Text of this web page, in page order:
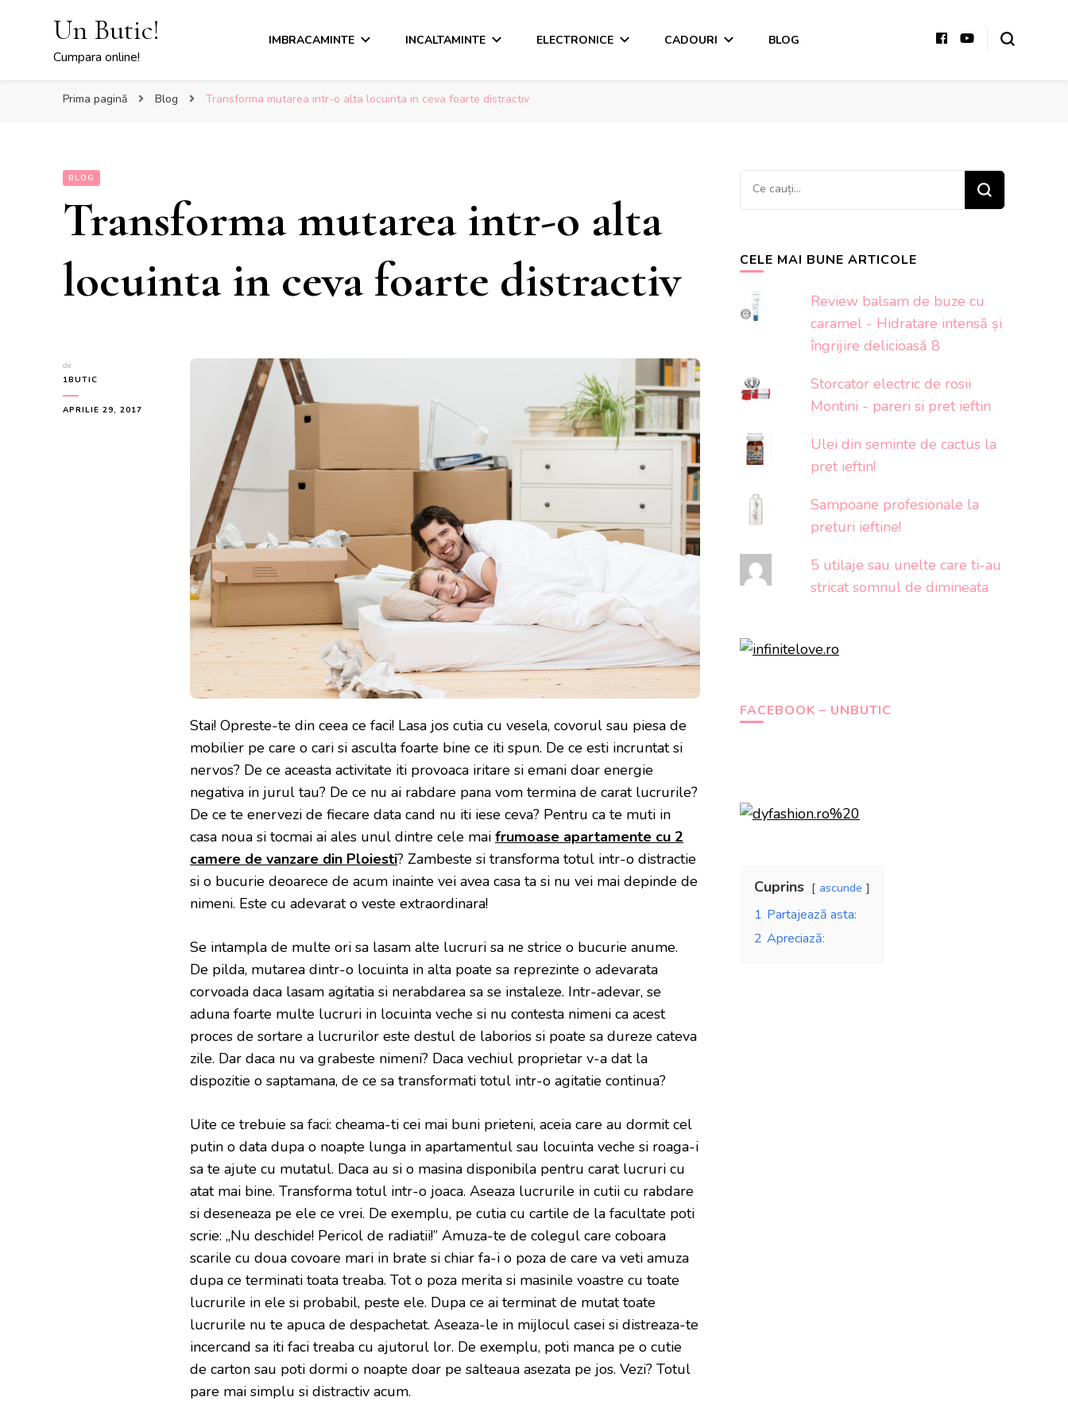
Un Butic!
Cumpara online!
IMBRACAMINTE INCALTAMINTE ELECTRONICE CADOURI BLOG
Prima pagină Blog Transforma mutarea intr-o alta locuinta in ceva foarte distractiv
BLOG
Transforma mutarea intr-o alta
locuinta in ceva foarte distractiv
de
1BUTIC
APRILIE 29, 2017
Stai! Opreste-te din ceea ce faci! Lasa jos cutia cu vesela, covorul sau piesa de
mobilier pe care o cari si asculta foarte bine ce iti spun. De ce esti incruntat si
nervos? De ce aceasta activitate iti provoaca iritare si emani doar energie
negativa in jurul tau? De ce nu ai rabdare pana vom termina de carat lucrurile?
De ce te enervezi de fiecare data cand nu iti iese ceva? Pentru ca te muti in
casa noua si tocmai ai ales unul dintre cele mai frumoase apartamente cu 2
camere de vanzare din Ploiesti? Zambeste si transforma totul intr-o distractie
si o bucurie deoarece de acum inainte vei avea casa ta si nu vei mai depinde de
nimeni. Este cu adevarat o veste extraordinara!
Se intampla de multe ori sa lasam alte lucruri sa ne strice o bucurie anume.
De pilda, mutarea dintr-o locuinta in alta poate sa reprezinte o adevarata
corvoada daca lasam agitatia si nerabdarea sa se instaleze. Intr-adevar, se
aduna foarte multe lucruri in locuinta veche si nu contesta nimeni ca acest
proces de sortare a lucrurilor este destul de laborios si poate sa dureze cateva
zile. Dar daca nu va grabeste nimeni? Daca vechiul proprietar v-a dat la
dispozitie o saptamana, de ce sa transformati totul intr-o agitatie continua?
Uite ce trebuie sa faci: cheama-ti cei mai buni prieteni, aceia care au dormit cel
putin o data dupa o noapte lunga in apartamentul sau locuinta veche si roaga-i
sa te ajute cu mutatul. Daca au si o masina disponibila pentru carat lucruri cu
atat mai bine. Transforma totul intr-o joaca. Aseaza lucrurile in cutii cu rabdare
si deseneaza pe ele ce vrei. De exemplu, pe cutia cu cartile de la facultate poti
scrie: „Nu deschide! Pericol de radiatii!” Amuza-te de colegul care coboara
scarile cu doua covoare mari in brate si chiar fa-i o poza de care va veti amuza
dupa ce terminati toata treaba. Tot o poza merita si masinile voastre cu toate
lucrurile in ele si probabil, peste ele. Dupa ce ai terminat de mutat toate
lucrurile nu te apuca de despachetat. Aseaza-le in mijlocul casei si distreaza-te
incercand sa iti faci treaba cu ajutorul lor. De exemplu, poti manca pe o cutie
de carton sau poti dormi o noapte doar pe salteaua asezata pe jos. Vezi? Totul
pare mai simplu si distractiv acum.
Cauți
ceva?
CELE MAI BUNE ARTICOLE
Review balsam de buze cu
caramel - Hidratare intensă și
îngrijire delicioasă 8
Storcator electric de rosii
Montini - pareri si pret ieftin
Ulei din seminte de cactus la
pret ieftin!
Sampoane profesionale la
preturi ieftine!
5 utilaje sau unelte care ti-au
stricat somnul de dimineata
FACEBOOK – UNBUTIC
Cuprins ascunde
1 Partajează asta:
2 Apreciază: